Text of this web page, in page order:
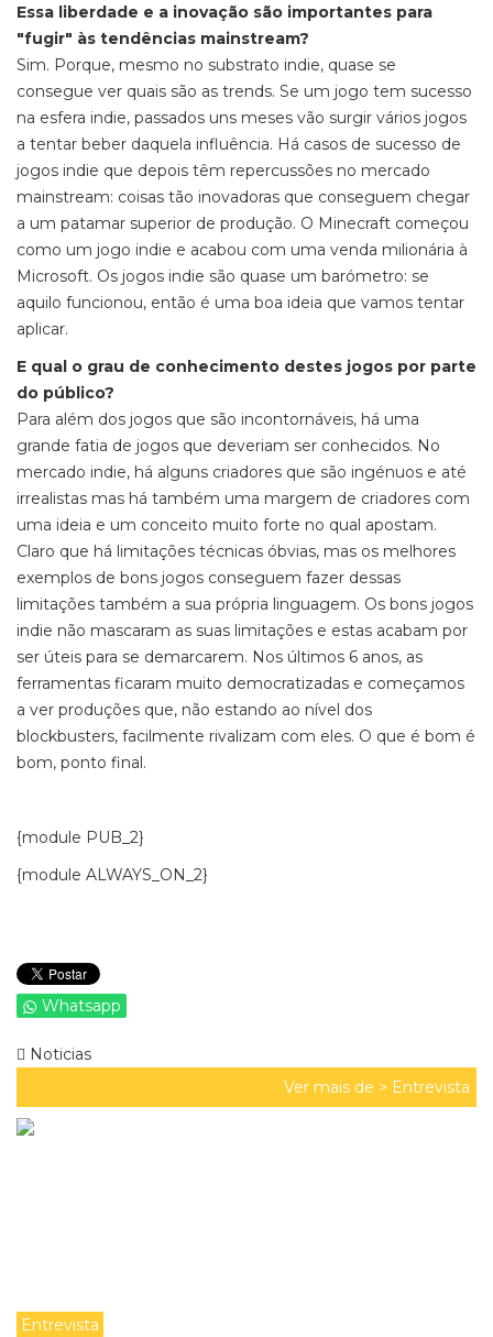
Essa liberdade e a inovação são importantes para
"fugir" às tendências mainstream?
Sim. Porque, mesmo no substrato indie, quase se
consegue ver quais são as trends. Se um jogo tem sucesso
na esfera indie, passados uns meses vão surgir vários jogos
a tentar beber daquela influência. Há casos de sucesso de
jogos indie que depois têm repercussões no mercado
mainstream: coisas tão inovadoras que conseguem chegar
a um patamar superior de produção. O Minecraft começou
como um jogo indie e acabou com uma venda milionária à
Microsoft. Os jogos indie são quase um barómetro: se
aquilo funcionou, então é uma boa ideia que vamos tentar
aplicar.
E qual o grau de conhecimento destes jogos por parte
do público?
Para além dos jogos que são incontornáveis, há uma
grande fatia de jogos que deveriam ser conhecidos. No
mercado indie, há alguns criadores que são ingénuos e até
irrealistas mas há também uma margem de criadores com
uma ideia e um conceito muito forte no qual apostam.
Claro que há limitações técnicas óbvias, mas os melhores
exemplos de bons jogos conseguem fazer dessas
limitações também a sua própria linguagem. Os bons jogos
indie não mascaram as suas limitações e estas acabam por
ser úteis para se demarcarem. Nos últimos 6 anos, as
ferramentas ficaram muito democratizadas e começamos
a ver produções que, não estando ao nível dos
blockbusters, facilmente rivalizam com eles. O que é bom é
bom, ponto final.
{module PUB_2}
{module ALWAYS_ON_2}
Whatsapp
Noticias
Ver mais de > Entrevista
Entrevista